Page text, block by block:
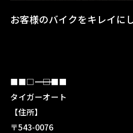
お客様のバイクをキレイに
■■□―――――――――――――――――――□■■
タイガーオート
【住所】
〒543-0076